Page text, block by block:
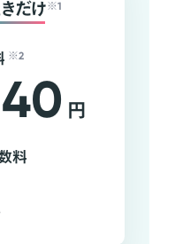
だけ ※1
※2
40 円
料